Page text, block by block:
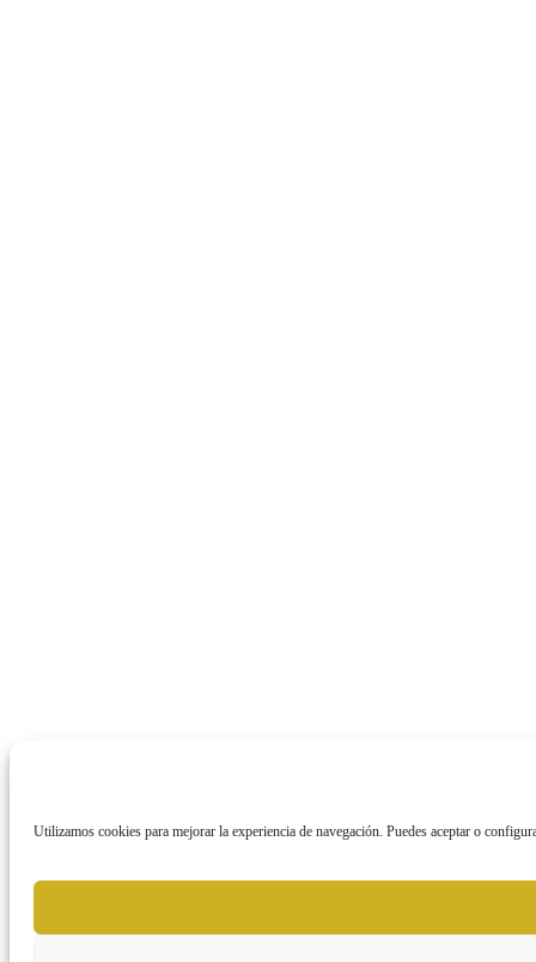
Utilizamos cookies para mejorar la experiencia de navegación. Puedes aceptar o